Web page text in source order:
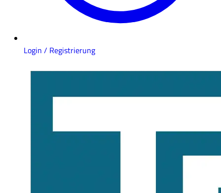
Login / Registrierung